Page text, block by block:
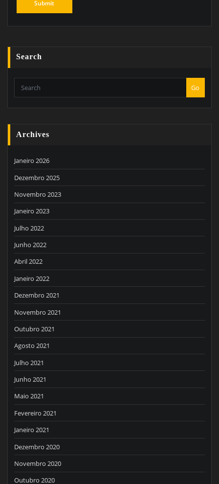
Search
Go
Archives
Janeiro 2026
Dezembro 2025
Novembro 2023
Janeiro 2023
Julho 2022
Junho 2022
Abril 2022
Janeiro 2022
Dezembro 2021
Novembro 2021
Outubro 2021
Agosto 2021
Julho 2021
Junho 2021
Maio 2021
Fevereiro 2021
Janeiro 2021
Dezembro 2020
Novembro 2020
Outubro 2020